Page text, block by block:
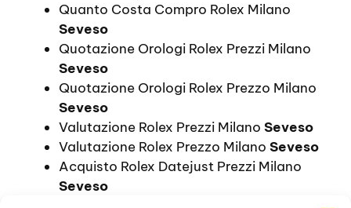
Quanto Costa Compro Rolex Milano
Seveso
Quotazione Orologi Rolex Prezzi Milano
Seveso
Quotazione Orologi Rolex Prezzo Milano
Seveso
Valutazione Rolex Prezzi Milano Seveso
Valutazione Rolex Prezzo Milano Seveso
Acquisto Rolex Datejust Prezzi Milano
Seveso